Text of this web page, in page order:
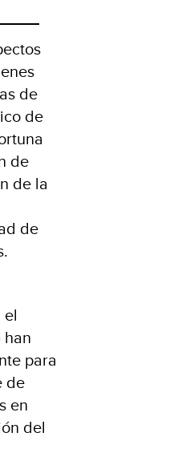
de
de
de
de la
de
han
para
de
en
del